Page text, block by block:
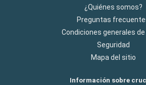
¿Quiénes somos?
Preguntas
Condiciones generales
Seguridad
Mapa del sitio
Información sobre